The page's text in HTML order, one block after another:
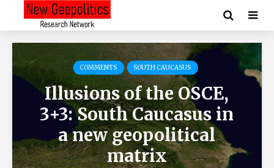
COMMENTS SOUTH CAUCASUS
Illusions of the OSCE,
3+3: South Caucasus in
a new geopolitical
matrix